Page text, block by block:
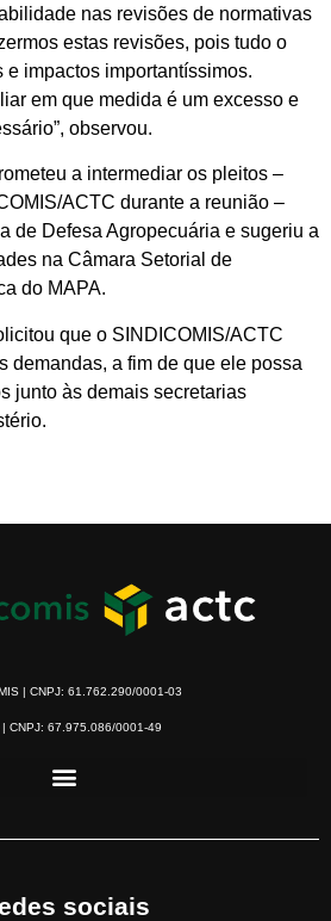
nas revisões de normativas
estas revisões, pois tudo o
e impactos importantíssimos.
em que medida é um excesso e
observou.
a intermediar os pleitos –
ACTC durante a reunião –
de Defesa Agropecuária e sugeriu a
na Câmara Setorial de
do MAPA.
que o SINDICOMIS/ACTC
demandas, a fim de que ele possa
junto às demais secretarias
| CNPJ: 61.762.290/0001-03
| CNPJ: 67.975.086/0001-49
sociais